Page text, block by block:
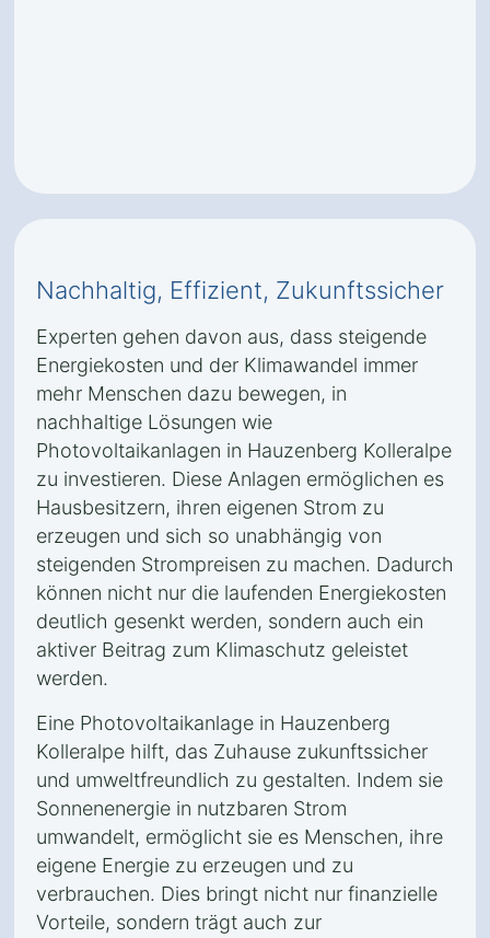
Nachhaltig, Effizient, Zukunftssicher
Experten gehen davon aus, dass steigende
Energiekosten und der Klimawandel immer
mehr Menschen dazu bewegen, in
nachhaltige Lösungen wie
Photovoltaikanlagen in Hauzenberg Kolleralpe
zu investieren. Diese Anlagen ermöglichen es
Hausbesitzern, ihren eigenen Strom zu
erzeugen und sich so unabhängig von
steigenden Strompreisen zu machen. Dadurch
können nicht nur die laufenden Energiekosten
deutlich gesenkt werden, sondern auch ein
aktiver Beitrag zum Klimaschutz geleistet
werden.
Eine Photovoltaikanlage in Hauzenberg
Kolleralpe hilft, das Zuhause zukunftssicher
und umweltfreundlich zu gestalten. Indem sie
Sonnenenergie in nutzbaren Strom
umwandelt, ermöglicht sie es Menschen, ihre
eigene Energie zu erzeugen und zu
verbrauchen. Dies bringt nicht nur finanzielle
Vorteile, sondern trägt auch zur